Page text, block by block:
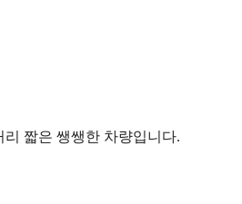
짧은 쌩쌩한 차량입니다.